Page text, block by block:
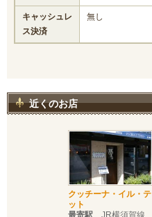
キャッシュレ
ス決済
無し
近くのお店
クッチーナ・イル・テ
ット
最寄駅 JR横須賀線